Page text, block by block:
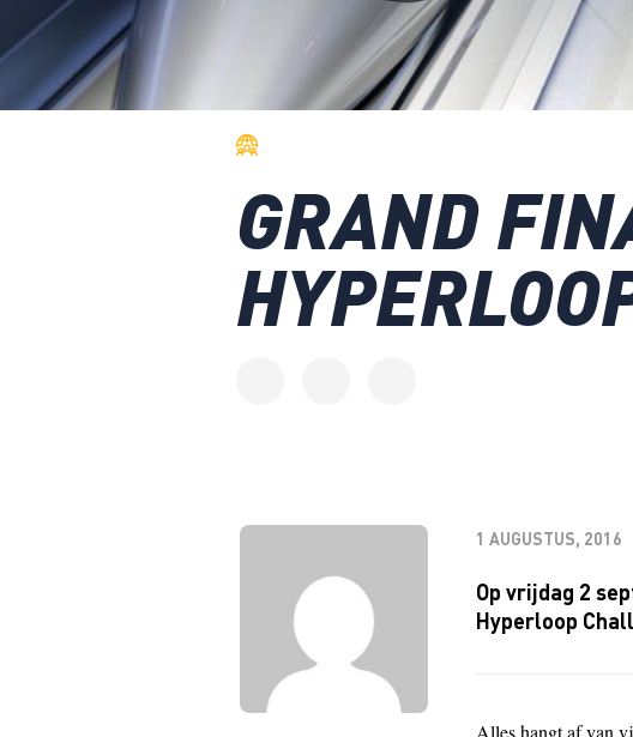
GRAND
1 AUGUSTUS, 2016
Op vrijdag 2
Hyperloop
Alles hangt af van